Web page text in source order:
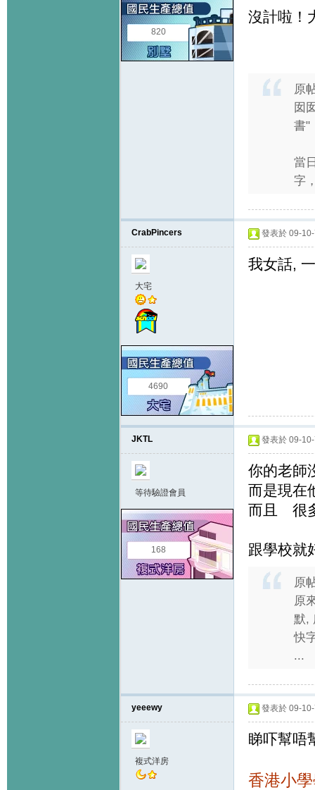
820
沒計啦！
原
囡
書"
當
字
CrabPincers
大宅
4690
發表於 09-
我女話,
JKTL
等待驗證會員
168
發表於 09-
你的老師
而是現在
而且 很
跟學校
原
原
默,
快
...
yeeewy
複式洋房
發表於 09-
睇吓幫唔
香港小